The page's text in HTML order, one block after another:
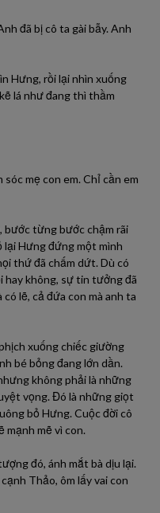
đã bị cô ta gài bẫy. Anh
Hưng, rồi lại nhìn xuống
lá như đang thì thầm
mẹ con em. Chỉ cần em
bước từng bước chậm rãi
lại Hưng đứng một mình
thứ đã chấm dứt. Dù có
hay không, sự tin tưởng đã
lẽ, cả đứa con mà anh ta
xuống chiếc giường
bé bỏng đang lớn dần.
không phải là những
vọng. Đó là những giọt
bỏ Hưng. Cuộc đời cô
mạnh mẽ vì con.
đó, ánh mắt bà dịu lại.
Thảo, ôm lấy vai con